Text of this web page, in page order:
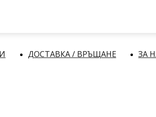
ДОСТАВКА / ВРЪЩАНЕ
ЗА